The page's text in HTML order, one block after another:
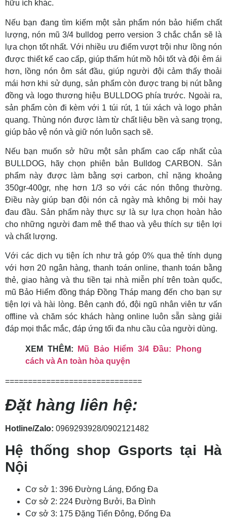
hữu ích khác.
Nếu bạn đang tìm kiếm một sản phẩm nón bảo hiểm chất
lượng, nón mũ 3/4 bulldog perro version 3 chắc chắn sẽ là
lựa chọn tốt nhất. Với nhiều ưu điểm vượt trội như lồng nón
được thiết kế cao cấp, giúp thấm hút mồ hôi tốt và đội êm ái
hơn, lồng nón ôm sát đầu, giúp người đội cảm thấy thoải
mái hơn khi sử dụng, sản phẩm còn được trang bị nút bằng
đồng và logo thương hiệu BULLDOG phía trước. Ngoài ra,
sản phẩm còn đi kèm với 1 túi rút, 1 túi xách và logo phản
quang. Thùng nón được làm từ chất liệu bền và sang trọng,
giúp bảo vệ nón và giữ nón luôn sạch sẽ.
Nếu bạn muốn sở hữu một sản phẩm cao cấp nhất của
BULLDOG, hãy chọn phiên bản Bulldog CARBON. Sản
phẩm này được làm bằng sợi carbon, chỉ nặng khoảng
350gr-400gr, nhẹ hơn 1/3 so với các nón thông thường.
Điều này giúp bạn đội nón cả ngày mà không bị mỏi hay
đau đầu. Sản phẩm này thực sự là sự lựa chọn hoàn hảo
cho những người đam mê thể thao và yêu thích sự tiện lợi
và chất lượng.
Với các dịch vụ tiện ích như trả góp 0% qua thẻ tính dụng
với hơn 20 ngân hàng, thanh toán online, thanh toán bằng
thẻ, giao hàng và thu tiền tại nhà miễn phí trên toàn quốc,
mũ Bảo Hiểm đồng tháp Đồng Tháp mang đến cho bạn sự
tiện lợi và hài lòng. Bên cạnh đó, đội ngũ nhân viên tư vấn
offline và chăm sóc khách hàng online luôn sẵn sàng giải
đáp mọi thắc mắc, đáp ứng tối đa nhu cầu của người dùng.
XEM THÊM:
Mũ Bảo Hiểm 3/4 Đầu: Phong
cách và An toàn hòa quyện
==============================
Đặt hàng liên hệ:
Hotline/Zalo: 0969293928/0902121482
Hệ thống shop Gsports tại Hà
Nội
Cơ sở 1: 396 Đường Láng, Đống Đa
Cơ sở 2: 224 Đường Bưởi, Ba Đình
Cơ sở 3: 175 Đặng Tiến Đông, Đống Đa